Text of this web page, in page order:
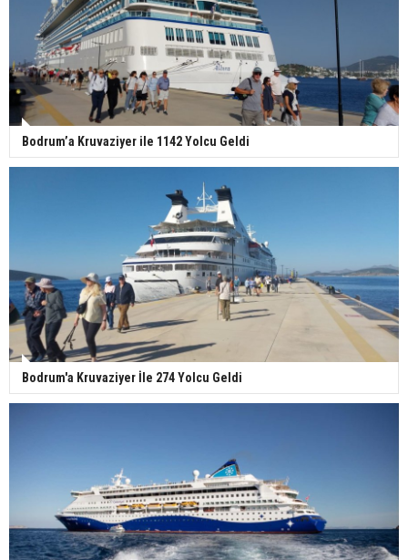
Bodrum’a Kruvaziyer ile 1142 Yolcu Geldi
Bodrum'a Kruvaziyer İle 274 Yolcu Geldi